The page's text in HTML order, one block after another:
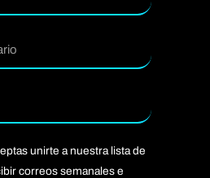
unirte a nuestra lista de
correos semanales e